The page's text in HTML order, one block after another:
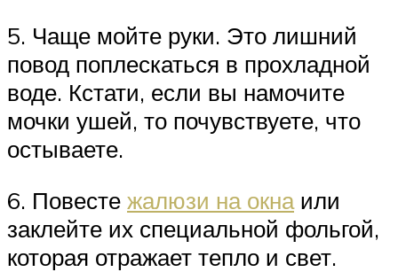
5. Чаще мойте руки. Это лишний
повод поплескаться в прохладной
воде. Кстати, если вы намочите
мочки ушей, то почувствуете, что
остываете.
6. Повесте жалюзи на окнаили
заклейте их специальной фольгой,
которая отражает тепло и свет.